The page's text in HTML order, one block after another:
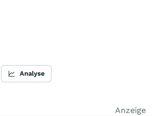
Analyse
Anzeige